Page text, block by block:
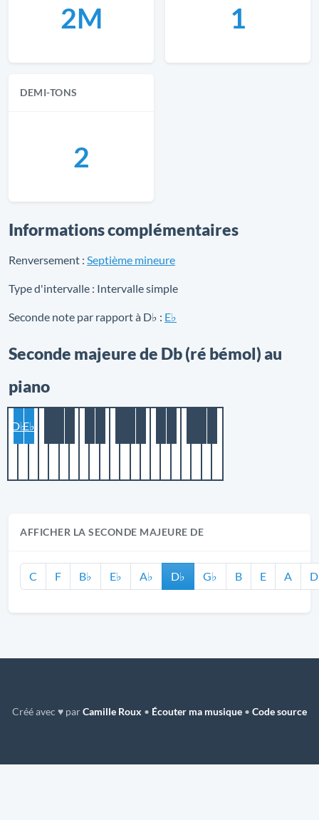
2M 1
DEMI-TONS
2
Informations complémentaires
Renversement : Septième mineure
Type d'intervalle : Intervalle simple
Seconde note par rapport à D♭ : E♭
Seconde majeure de Db (ré bémol) au
piano
D♭E♭
AFFICHER LA SECONDE MAJEURE DE
C F B♭ E♭ A♭ D♭ G♭ B E A D
Créé avec ♥ parCamille Roux • Écouter ma musique • Code source